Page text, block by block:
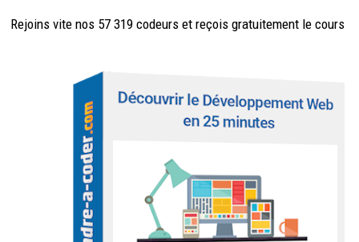
Rejoins vite nos 57 319 codeurs et reçois gratuitement le cours